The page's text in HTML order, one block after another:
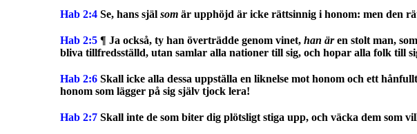
Hab 2:4 Se, hans själ som är upphöjd är icke rättsinnig i honom: men den
Hab 2:5 ¶ Ja också, ty han överträdde genom vinet, han ären stolt man,
bliva tillfredsställd, utan samlar alla nationer till sig, och hopar alla folk till
Hab 2:6 Skall icke alla dessa uppställa en liknelse mot honom och ett
honom som lägger på sig själv tjock lera!
Hab 2:7 Skall inte de som biter dig plötsligt stiga upp, och väcka dem som